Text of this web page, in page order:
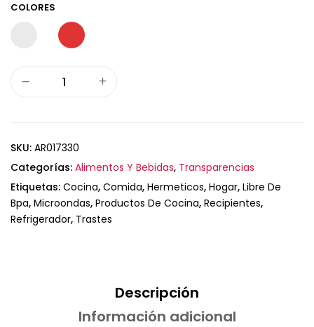
COLORES
SKU: AR017330
Categorías: Alimentos Y Bebidas, Transparencias
Etiquetas: Cocina, Comida, Hermeticos, Hogar, Libre De
Bpa, Microondas, Productos De Cocina, Recipientes,
Refrigerador, Trastes
Descripción
Información adicional